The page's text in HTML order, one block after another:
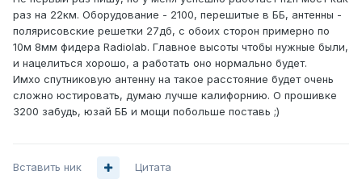
раз на 22км. Оборудование - 2100, перешитые в ББ, антенны -
полярисовские решетки 27дб, с обоих сторон примерно по
10м 8мм фидера Radiolab. Главное высоты чтобы нужные были,
и нацелиться хорошо, а работать оно нормально будет.
Имхо спутниковую антенну на такое расстояние будет очень
сложно юстировать, думаю лучше калифорнию. О прошивке
3200 забудь, юзай ББ и мощи побольше поставь ;)
Вставить ник Цитата